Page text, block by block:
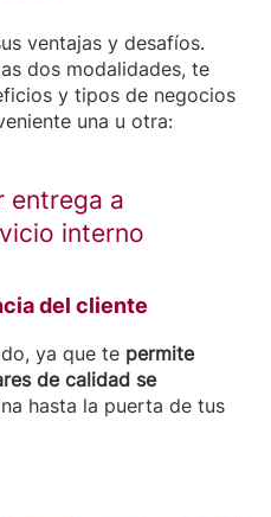
ventajas y desafíos.
dos modalidades, te
y tipos de negocios
una u otra:
entrega a
interno
del cliente
ya que te permite
de calidad se
hasta la puerta de tus